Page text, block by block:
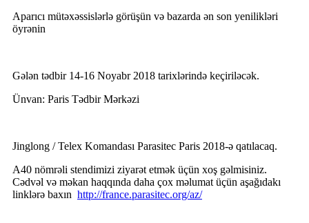
Aparıcı mütəxəssislərlə görüşün və bazarda ən son yenilikləri
öyrənin
Gələn tədbir 14-16 Noyabr 2018 tarixlərində keçiriləcək.
Ünvan: Paris Tədbir Mərkəzi
Jinglong / Telex Komandası Parasitec Paris 2018-ə qatılacaq.
A40 nömrəli stendimizi ziyarət etmək üçün xoş gəlmisiniz.
Cədvəl və məkan haqqında daha çox məlumat üçün aşağıdakı
linklərə baxın http://france.parasitec.org/az/